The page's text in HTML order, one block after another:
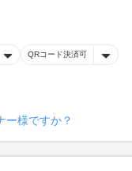
QRコード決済可
ー様ですか？